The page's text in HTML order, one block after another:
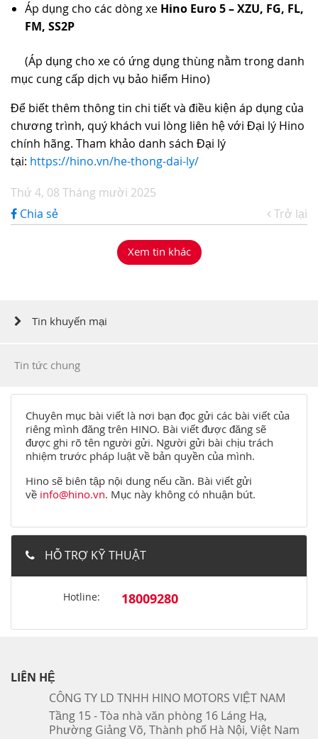
Áp dụng cho các dòng xe Hino Euro 5 – XZU, FG, FL,
FM, SS2P
(Áp dụng cho xe có ứng dụng thùng nằm trong danh
mục cung cấp dịch vụ bảo hiểm Hino)
Để biết thêm thông tin chi tiết và điều kiện áp dụng của
chương trình, quý khách vui lòng liên hệ với Đại lý Hino
chính hãng. Tham khảo danh sách Đại lý
tại: https://hino.vn/he-thong-dai-ly/
Thứ 4, 08 Tháng mười 2025
Chia sẻ
Trở lại
Xem tin khác
Tin khuyến mại
Tin tức chung
Chuyên mục bài viết là nơi bạn đọc gửi các bài viết của
riêng mình đăng trên HINO. Bài viết được đăng sẽ
được ghi rõ tên người gửi. Người gửi bài chịu trách
nhiệm trước pháp luật về bản quyền của mình.
Hino sẽ biên tập nội dung nếu cần. Bài viết gửi
về info@hino.vn. Mục này không có nhuận bút.
HỖ TRỢ KỸ THUẬT
Hotline: 18009280
LIÊN HỆ
CÔNG TY LD TNHH HINO MOTORS VIỆT NAM
Tầng 15 - Tòa nhà văn phòng 16 Láng Hạ,
Phường Giảng Võ, Thành phố Hà Nội, Việt Nam